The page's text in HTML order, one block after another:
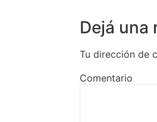
Dejá una
Tu dirección de
Comentario